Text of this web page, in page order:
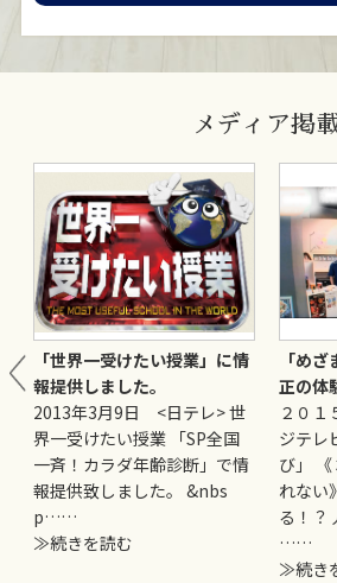
メディア掲
「世界一受けたい授業」に情
報提供しました。
2013年3月9日 <日テレ> 世
界一受けたい授業 「SP全国
一斉！カラダ年齢診断」で情
報提供致しました。 &nbs
p……
≫続きを読む
「め
正の体
２０
ジテレ
び」
れない
る！？
……
≫続き